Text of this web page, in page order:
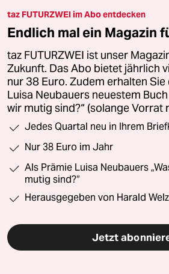
taz FUTURZWEI im Abo entdecken
Endlich mal ein Magazin
taz FUTURZWEI ist unser
Zukunft. Das Abo bietet jährlich
nur 38 Euro. Zudem erhalten
Luisa Neubauers neuestem Buch
wir mutig sind?“ (solange Vorrat
Jedes Quartal neu in Ihrem
Nur 38 Euro im Jahr
Als Prämie Luisa Neubauers
mutig sind?“
Herausgegeben von Harald
Jetzt